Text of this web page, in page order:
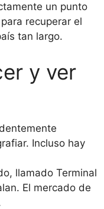
un punto
recuperar el
tan largo.
y ver
Incluso hay
llamado Terminal
El mercado de